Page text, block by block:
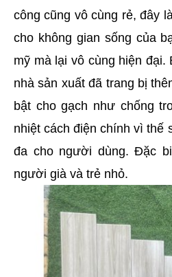
công cũng vô cùng rẻ, đây
cho không gian sống của
mỹ mà lại vô cùng hiện đại.
nhà sản xuất đã trang bị
bật cho gạch như chống
nhiệt cách điện chính vì thế
đa cho người dùng. Đặc
người già và trẻ nhỏ.